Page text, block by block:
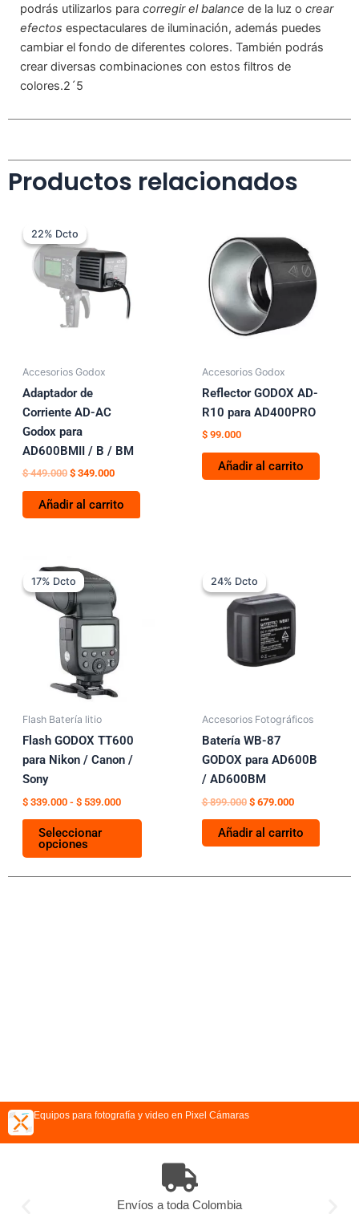
podrás utilizarlos para corregir el balance de la luz o crear
efectos espectaculares de iluminación, además puedes
cambiar el fondo de diferentes colores. También podrás
crear diversas combinaciones con estos filtros de
colores.2´5
Productos relacionados
22% Dcto
22% Dcto
Accesorios Godox
Adaptador de
Corriente AD-AC
Godox para
AD600BMII / B / BM
$449.000
precio
original
era:
$ 449.000.
$349.000
es:
$ 349.000.
Añadir al carrito
Accesorios Godox
Reflector GODOX AD-
R10 para AD400PRO
$99.000
Añadir al carrito
17% Dcto
17% Dcto
Flash Batería litio
Flash GODOX TT600
para Nikon / Canon /
Sony
$339.000 - $539.000
Seleccionar
opciones
24% Dcto
24% Dcto
Accesorios Fotográficos
Batería WB-87
GODOX para AD600B
/ AD600BM
$899.000
precio
original
era:
$ 899.000.
$679.000
es:
$ 679.000.
Añadir al carrito
Equipos para fotografía y video en Pixel Cámaras
Envíos a toda Colombia